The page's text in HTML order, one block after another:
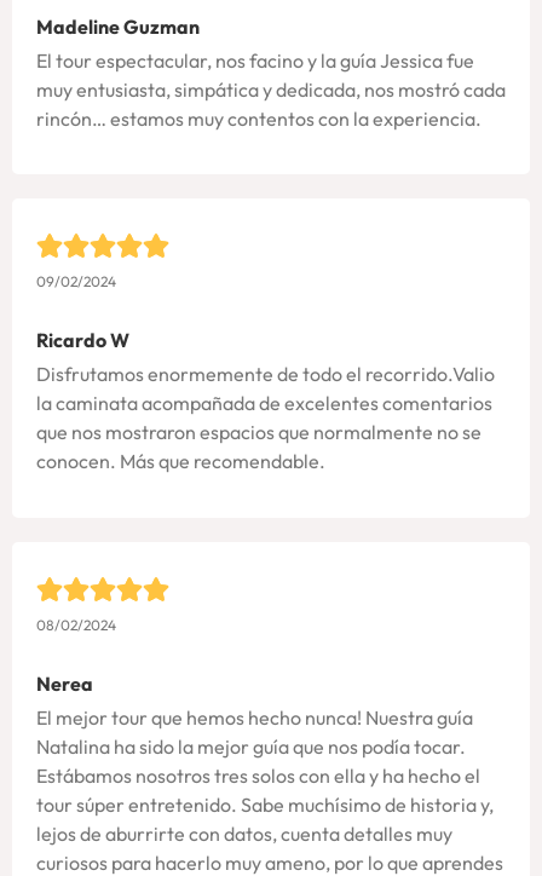
Madeline Guzman
El tour espectacular, nos facino y la guía Jessica fue
muy entusiasta, simpática y dedicada, nos mostró cada
rincón… estamos muy contentos con la experiencia.
09/02/2024
Ricardo W
Disfrutamos enormemente de todo el recorrido.Valio
la caminata acompañada de excelentes comentarios
que nos mostraron espacios que normalmente no se
conocen. Más que recomendable.
08/02/2024
Nerea
El mejor tour que hemos hecho nunca! Nuestra guía
Natalina ha sido la mejor guía que nos podía tocar.
Estábamos nosotros tres solos con ella y ha hecho el
tour súper entretenido. Sabe muchísimo de historia y,
lejos de aburrirte con datos, cuenta detalles muy
curiosos para hacerlo muy ameno, por lo que aprendes